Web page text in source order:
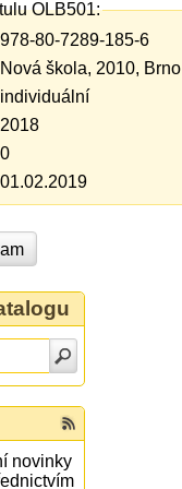
OLB501:
978-80-7289-185-6
Nová škola, 2010, Brno
individuální
2018
0
01.02.2019
novinky